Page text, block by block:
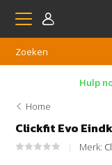
Hulp
Home
Clickfit Evo
Merk: